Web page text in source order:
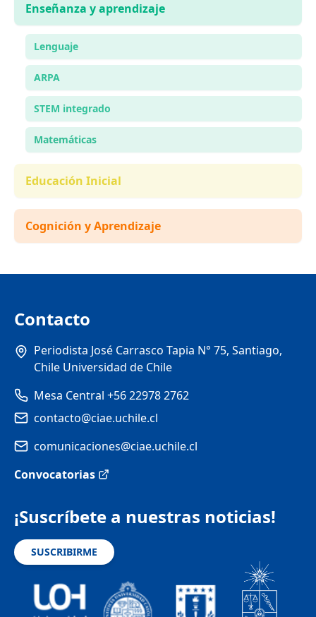
Enseñanza y aprendizaje
Lenguaje
ARPA
STEM integrado
Matemáticas
Educación Inicial
Cognición y Aprendizaje
Contacto
Periodista José Carrasco Tapia N° 75, Santiago,
Chile Universidad de Chile
Mesa Central +56 22978 2762
contacto@ciae.uchile.cl
comunicaciones@ciae.uchile.cl
Convocatorias
¡Suscríbete a nuestras noticias!
SUSCRIBIRME